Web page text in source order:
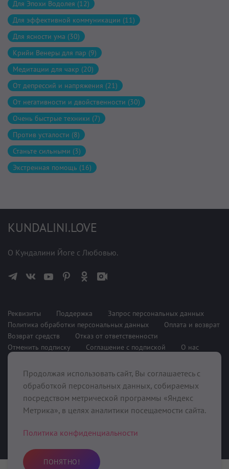
Для Эпохи Водолея (12)
Для эффективной коммуникации (11)
Для ясности ума (30)
Крийи Венеры для пар (9)
Медитации для чакр (20)
От депрессий и напряжения (21)
От негативности и двойственности (30)
Очень быстрые техники (7)
Против усталости (8)
Станьте сильными (3)
Экстренная помощь (16)
KUNDALINI.LOVE
О Кундалини Йоге с Любовью.
Реквизиты Поддержка
Запрос персональных данных
Политика обработки персональных данных
Оплата и возврат
Возврат средств
Отказ от ответственности
Отменить подписку
Соглашение с подпиской О нас
При поддержке
Продолжая использовать сайт, Вы соглашаетесь с
обработкой персональных данных, собираемых
посредством метрической программы «Яндекс
Метрика», в целях аналитики посещаемости сайта.
Политика конфиденциальности
ПОНЯТНО!